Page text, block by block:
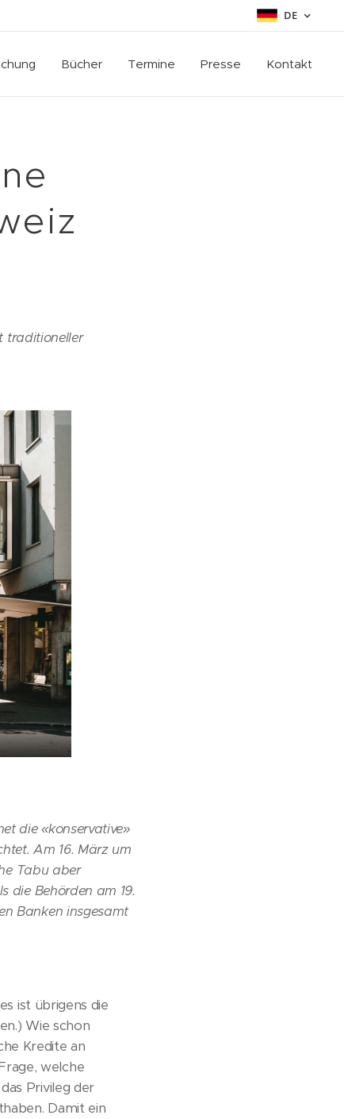
DE
Bücher Termine Presse Kontakt
traditioneller
die «konservative»
Am 16. März um
Tabu aber
die Behörden am 19.
Banken insgesamt
ist übrigens die
Wie schon
Kredite an
welche
Privileg der
Damit ein